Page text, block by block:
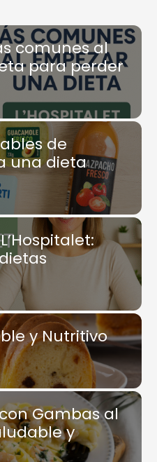
comunes al
para perder
de
una dieta
y Nutritivo
Gambas al
y